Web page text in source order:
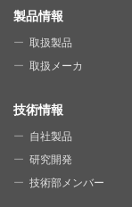
SITE MAP
製品情報
取扱製品
取扱メーカ
技術情報
自社製品
研究開発
技術部メンバー